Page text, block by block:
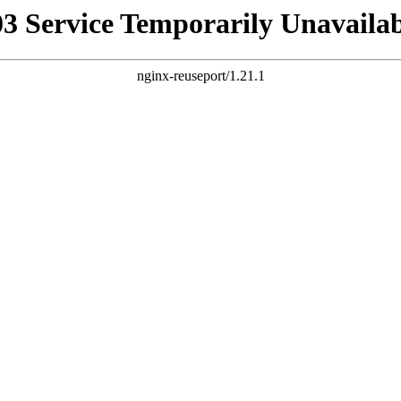
Service Temporarily
nginx-reuseport/1.21.1